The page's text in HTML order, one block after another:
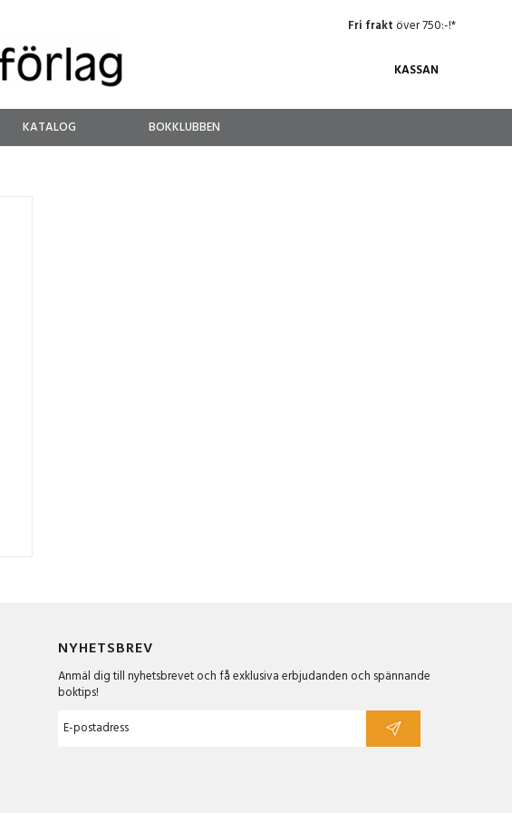
Fri frakt över 750:-!*
KASSAN
KATALOG BOKKLUBBEN
NYHETSBREV
Anmäl dig till nyhetsbrevet och få exklusiva erbjudanden och spännande
boktips!